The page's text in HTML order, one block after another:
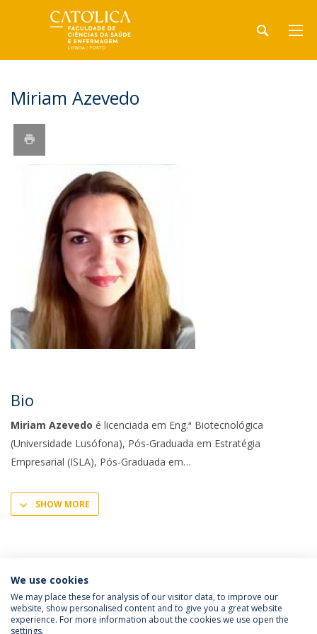
Miriam Azevedo
Bio
Miriam Azevedo é licenciada em Eng.ª Biotecnológica
(Universidade Lusófona), Pós-Graduada em Estratégia
Empresarial (ISLA), Pós-Graduada em
SHOW MORE
Política de Privacidade
Termos e Condições
We use cookies
We may place these for analysis of our visitor data, to improve our
website, show personalised content and to give you a great website
experience. For more information about the cookies we use open the
settings.